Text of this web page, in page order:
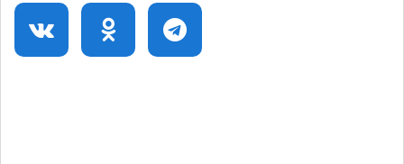
Никольской
18:00
Завтра астраханцы проведут день в режиме